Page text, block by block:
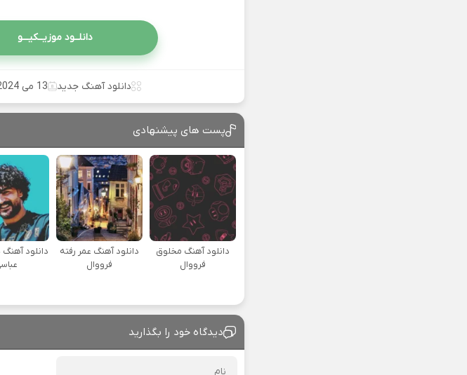
دانلــود موزیــکیـــو
دانلود آهنگ جدید 13 می 2024
پست های پیشنهادی
دانلود آهنگ مخلوق
فرووال
دانلود آهنگ عمر رفته
فرووال
دانلود آهنگ
دیدگاه خود را بگذارید